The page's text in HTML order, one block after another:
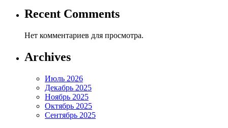
Recent Comments
Нет комментариев для просмотра.
Archives
Июль 2026
Декабрь 2025
Ноябрь 2025
Октябрь 2025
Сентябрь 2025